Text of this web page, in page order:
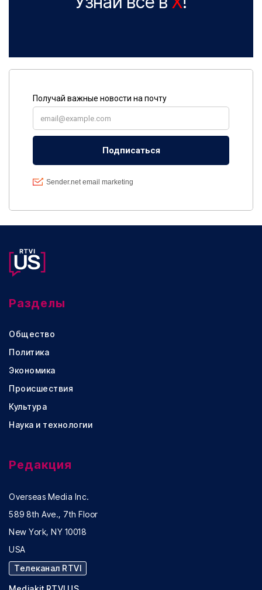
Разделы
Общество
Политика
Экономика
Происшествия
Культура
Наука и технологии
Редакция
Overseas Media Inc.
589 8th Ave., 7th Floor
New York, NY 10018
USA
Телеканал RTVI